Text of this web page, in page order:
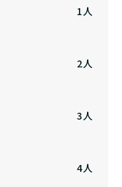
1人
2人
3人
4人